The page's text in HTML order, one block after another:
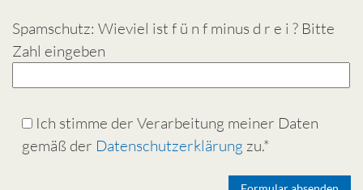
Spamschutz: Wieviel ist f ü n f minus d r e i ? Bitte
Zahl eingeben
Ich stimme der Verarbeitung meiner Daten
gemäß der Datenschutzerklärung zu.*